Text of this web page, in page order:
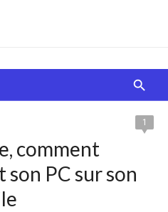
boîte de chocolats… On
on va tomber !
1
comment
PC sur son